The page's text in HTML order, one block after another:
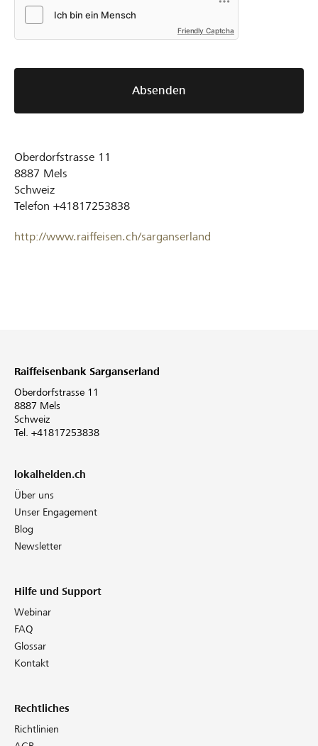
Friendly Captcha
Absenden
Oberdorfstrasse 11
8887 Mels
Schweiz
Telefon +41817253838
http://www.raiffeisen.ch/sarganserland
Raiffeisenbank Sarganserland
Oberdorfstrasse 11
8887 Mels
Schweiz
Tel. +41817253838
lokalhelden.ch
Über uns
Unser Engagement
Blog
Newsletter
Hilfe und Support
Webinar
FAQ
Glossar
Kontakt
Rechtliches
Richtlinien